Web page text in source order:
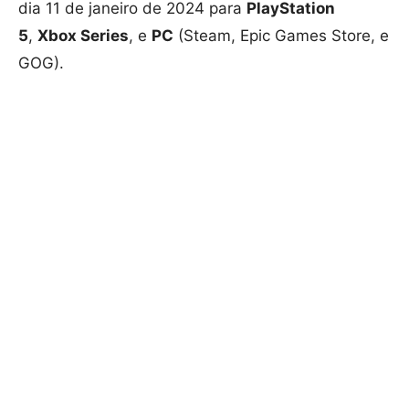
dia 11 de janeiro de 2024 para PlayStation
5, Xbox Series, e PC (Steam, Epic Games Store, e
GOG).